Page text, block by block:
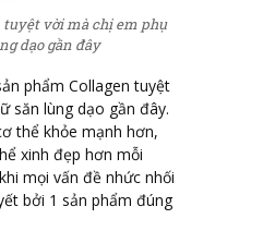
tuyệt vời mà chị em phụ
dạo gần đây
phẩm Collagen tuyệt
săn lùng dạo gần đây.
thể khỏe mạnh hơn,
xinh đẹp hơn mỗi
mọi vấn đề nhức nhối
bởi 1 sản phẩm đúng